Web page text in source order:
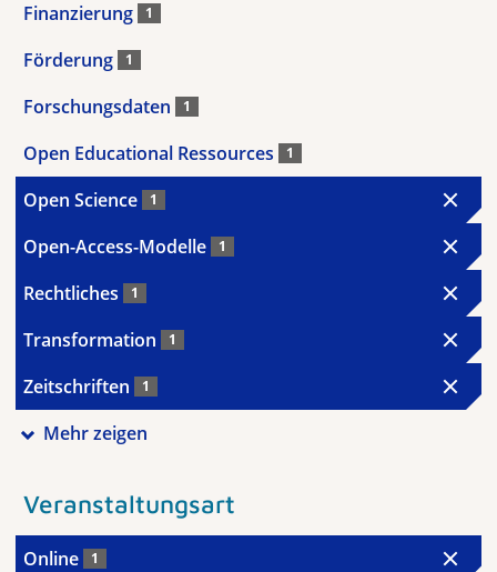
Finanzierung 1
Förderung 1
Forschungsdaten 1
Open Educational Ressources 1
Open Science 1
Open-Access-Modelle 1
Rechtliches 1
Transformation 1
Zeitschriften 1
Mehr zeigen
Veranstaltungsart
Online 1